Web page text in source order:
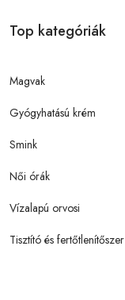
Top kategóriák
Magvak
Gyógyhatású krém
Smink
Női órák
Vízalapú orvosi
Tisztító és fertőtlenítőszer